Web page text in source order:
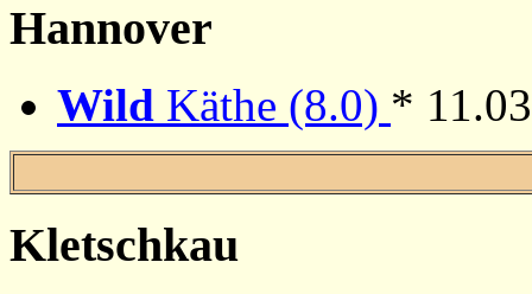
Hannover
Wild Käthe (8.0) *
Kletschkau